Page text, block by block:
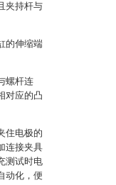
夹持杆与
的伸缩端
螺杆连
对应的凸
住电极的
连接夹具
测试时电
动化，便